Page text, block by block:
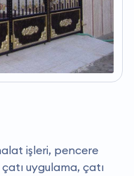
işleri, pencere
uygulama, çatı